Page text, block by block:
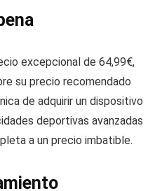
excepcional de 64,99€,
su precio recomendado
de adquirir un dispositivo
deportivas avanzadas
a un precio imbatible.